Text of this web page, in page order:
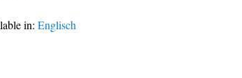
in: Englisch